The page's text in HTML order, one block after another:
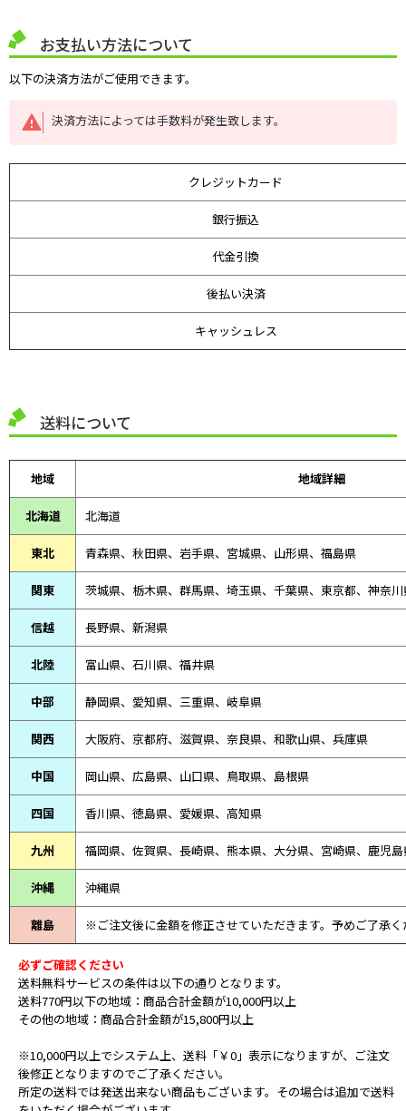
お支払い方法について
以下の決済方法がご使用できます。
決済方法によっては手数料が発生致します。
クレジットカード
銀行振込
代金引換
後払い決済
キャッシュレス
送料について
地域 地域詳細
北海道 北海道
東北 青森県、 秋田県、 岩手県、宮城県、山形県、福島県
関東 茨城県、栃木県、群馬県、埼玉県、千葉県、東京都、神奈
信越 長野県、新潟県
北陸 富山県、 石川県、 福井県
中部 静岡県、 愛知県、 三重県、 岐阜県
関西 大阪府、京都府、滋賀県、奈良県、和歌山県、兵庫県
中国 岡山県、広島県、山口県、鳥取県、島根県
四国 香川県、徳島県、愛媛県、高知県
九州 福岡県、佐賀県、長崎県、熊本県、大分県、宮崎県、鹿児
沖縄 沖縄県
離島 ※ご注文後に金額を修正させていただきます。予めご了承く
必ずご確認ください
送料無料サービスの条件は以下の通りとなります。
送料770円以下の地域：商品合計金額が10,000円以上
その他の地域：商品合計金額が15,800円以上
※10,000円以上でシステム上、送料「￥0」表示になりますが、ご注文
後修正となりますのでご了承ください。
所定の送料では発送出来ない商品もございます。その場合は追加で送料